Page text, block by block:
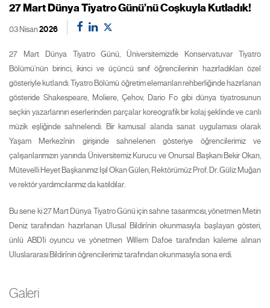
27 Mart Dünya Tiyatro Günü’nü Coşkuyla Kutladık!
03 Nisan2026
27 Mart Dünya Tiyatro Günü, Üniversitemizde Konservatuvar Tiyatro
Bölümü’nün birinci, ikinci ve üçüncü sınıf öğrencilerinin hazırladıkları özel
gösteriyle kutlandı. Tiyatro Bölümü öğretim elemanları rehberliğinde hazırlanan
gösteride Shakespeare, Moliere, Çehov, Dario Fo gibi dünya tiyatrosunun
seçkin yazarlarının eserlerinden parçalar koreografik bir kolaj şeklinde ve canlı
müzik eşliğinde sahnelendi. Bir kamusal alanda sanat uygulaması olarak
Yaşam Merkezi’nin girişinde sahnelenen gösteriye öğrencilerimiz ve
çalışanlarımızın yanında Üniversitemiz Kurucu ve Onursal Başkanı Bekir Okan,
Mütevelli Heyet Başkanımız Işıl Okan Gülen, Rektörümüz Prof. Dr. Güliz Muğan
ve rektör yardımcılarımız da katıldılar.
Bu sene ki 27 Mart Dünya Tiyatro Günü için sahne tasarımcısı, yönetmen Metin
Deniz tarafından hazırlanan Ulusal Bildiri’nin okunmasıyla başlayan gösteri,
ünlü ABD’li oyuncu ve yönetmen Willem Dafoe tarafından kaleme alınan
Uluslararası Bildiri’nin öğrencilerimiz tarafından okunmasıyla sona erdi.
Galeri